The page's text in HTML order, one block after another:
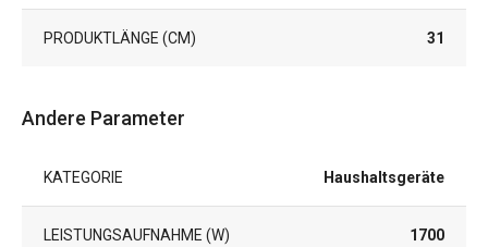
PRODUKTLÄNGE (CM) 31
Andere Parameter
KATEGORIE Haushaltsgeräte
LEISTUNGSAUFNAHME (W) 1700